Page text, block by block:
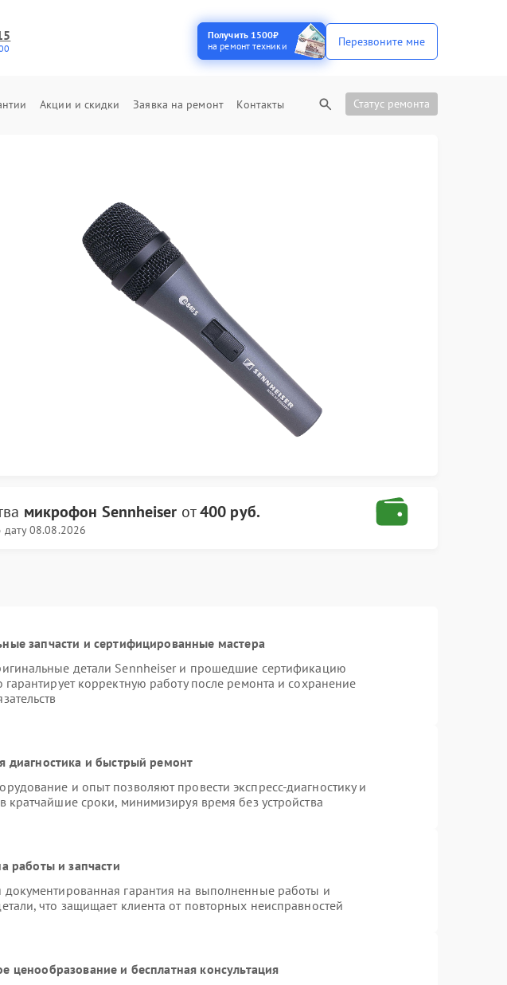
Получить 1500₽
на ремонт техники
Перезвоните мне
Акции и скидки Заявка на ремонт Контакты Статус ремонта
микрофон Sennheiser от400 руб.
08.08.2026
запчасти и сертифицированные мастера
детали Sennheiser и прошедшие сертификацию
гарантирует корректную работу после ремонта и сохранение
диагностика и быстрый ремонт
и опыт позволяют провести экспресс-диагностику и
кратчайшие сроки, минимизируя время без устройства
работы и запчасти
документированная гарантия на выполненные работы и
что защищает клиента от повторных неисправностей
ценообразование и бесплатная консультация